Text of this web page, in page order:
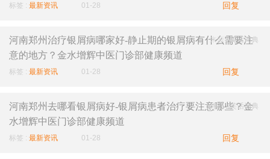
标签 : 最新资讯 01-28 回复
河南郑州治疗银屑病哪家好-静止期的银屑病有什么需要注
意的地方？金水增辉中医门诊部健康频道
标签 : 最新资讯 01-28 回复
来源 :笑话词典
河南郑州去哪看银屑病好-银屑病患者治疗要注意哪些？金
水增辉中医门诊部健康频道
标签 : 最新资讯 01-28 回复
来源 :笑话词典